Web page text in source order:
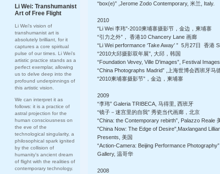
Li Wei: Transhumanist
Art of Free Flight
Li Wei's vision of
transhumanist art is
absolutely brilliant, for it
captures a core spiritual
pulse of our times. Li Wei's
artistic practice stands as a
perfect exemplar, allowing
us to delve deep into the
profound underpinnings of
this artistic vision.
We can interpret it as
follows: it is a practice of
astral projection for the
human consciousness on
the eve of the
technological singularity, a
philosophical spark ignited
by the collision of
humanity's ancient dream
of flight with the realities of
contemporary technology.
“box(e)” ,Jerome Zodo Contemporary, 米兰, Italy.
2010
“Li Wei 李玮”-2010柬埔寨摄影节，金边，柬埔寨
“引力之外”， 香港10 Chancery Lane 画廊
“Li Wei performance ‘Take Away’ ” 5月27日 香港
“2010大邱摄影双年展”, 大邱，韩国
“Foundation Vevey, Ville D'images”, Festival
“China Photographs Madrid” ,上海世博会西班牙马
“2010柬埔寨摄影节”，金边，柬埔寨
2009
“李玮” Galeria TRIBECA, 马得里, 西班牙
“镜子－迷宫里的自我” 秀瓷当代画廊，北京
“China: the Contemporary rebirth”, Palazzo Reale
"China Now: The Edge of Desire",Maxlangand
Presents, 美国
“Action-Camera: Beijing Performance
Gallery, 温哥华
2008